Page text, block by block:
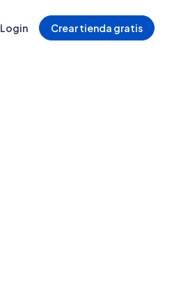
Login Crear tienda gratis